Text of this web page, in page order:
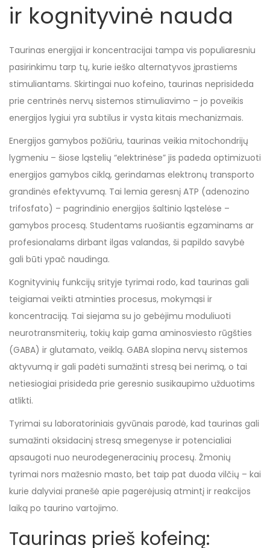
ir kognityvinė nauda
Taurinas energijai ir koncentracijai tampa vis populiaresniu
pasirinkimu tarp tų, kurie ieško alternatyvos įprastiems
stimuliantams. Skirtingai nuo kofeino, taurinas neprisideda
prie centrinės nervų sistemos stimuliavimo – jo poveikis
energijos lygiui yra subtilus ir vysta kitais mechanizmais.
Energijos gamybos požiūriu, taurinas veikia mitochondrijų
lygmeniu – šiose ląstelių “elektrinėse” jis padeda optimizuoti
energijos gamybos ciklą, gerindamas elektronų transporto
grandinės efektyvumą. Tai lemia geresnį ATP (adenozino
trifosfato) – pagrindinio energijos šaltinio ląstelėse –
gamybos procesą. Studentams ruošiantis egzaminams ar
profesionalams dirbant ilgas valandas, ši papildo savybė
gali būti ypač naudinga.
Kognityvinių funkcijų srityje tyrimai rodo, kad taurinas gali
teigiamai veikti atminties procesus, mokymąsi ir
koncentraciją. Tai siejama su jo gebėjimu moduliuoti
neurotransmiterių, tokių kaip gama aminosviesto rūgšties
(GABA) ir glutamato, veiklą. GABA slopina nervų sistemos
aktyvumą ir gali padėti sumažinti stresą bei nerimą, o tai
netiesiogiai prisideda prie geresnio susikaupimo užduotims
atlikti.
Tyrimai su laboratoriniais gyvūnais parodė, kad taurinas gali
sumažinti oksidacinį stresą smegenyse ir potencialiai
apsaugoti nuo neurodegeneracinių procesų. Žmonių
tyrimai nors mažesnio masto, bet taip pat duoda vilčių – kai
kurie dalyviai pranešė apie pagerėjusią atmintį ir reakcijos
laiką po taurino vartojimo.
Taurinas prieš kofeiną: